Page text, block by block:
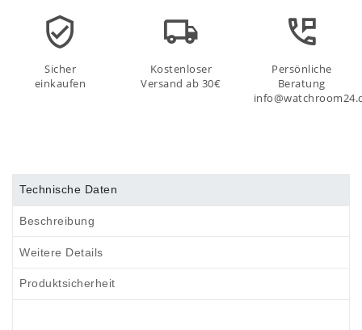
Sicher
einkaufen
Kostenloser
Versand ab 30€
Persönliche
Beratung
Technische Daten
Beschreibung
Weitere Details
Produktsicherheit